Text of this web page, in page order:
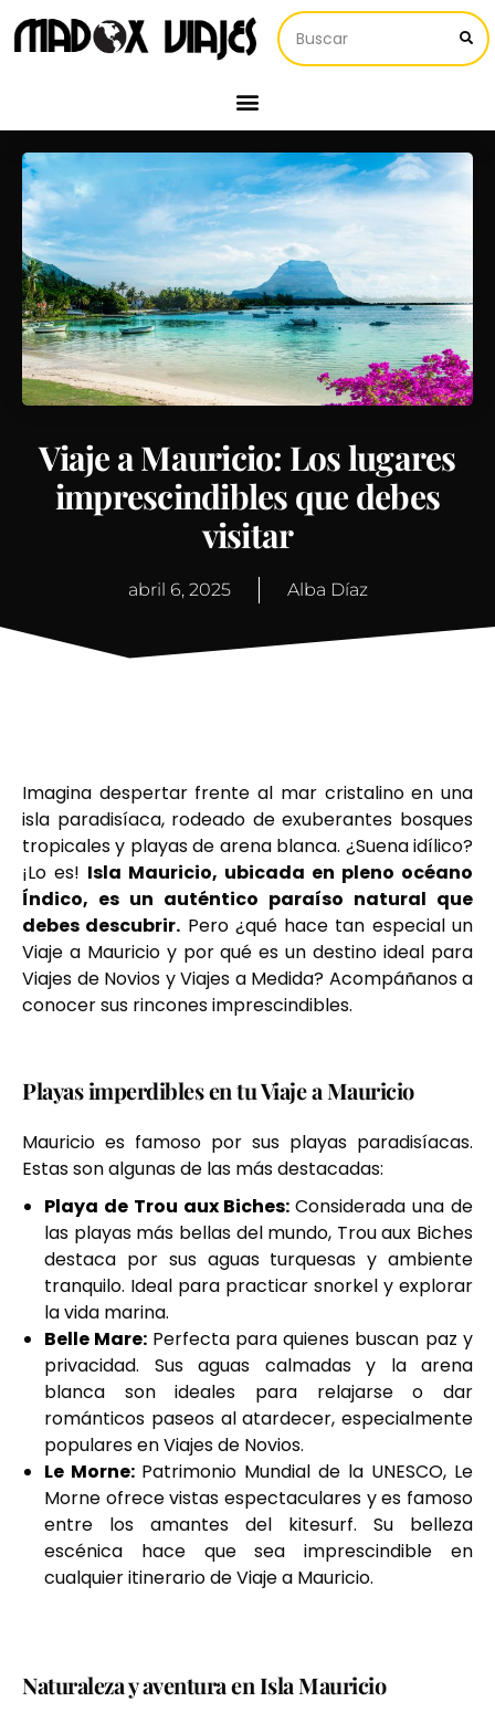
Viaje a Mauricio: Los lugares
imprescindibles que debes
visitar
abril 6, 2025 Alba Díaz
Imagina despertar frente al mar cristalino en una
isla paradisíaca, rodeado de exuberantes bosques
tropicales y playas de arena blanca. ¿Suena idílico?
¡Lo es! Isla Mauricio, ubicada en pleno océano
Índico, es un auténtico paraíso natural que
debes descubrir. Pero ¿qué hace tan especial un
Viaje a Mauricio y por qué es un destino ideal para
Viajes de Novios y Viajes a Medida? Acompáñanos a
conocer sus rincones imprescindibles.
Playas imperdibles en tu Viaje a Mauricio
Mauricio es famoso por sus playas paradisíacas.
Estas son algunas de las más destacadas:
Playa de Trou aux Biches:Considerada una de
las playas más bellas del mundo, Trou aux Biches
destaca por sus aguas turquesas y ambiente
tranquilo. Ideal para practicar snorkel y explorar
la vida marina.
Belle Mare: Perfecta para quienes buscan paz y
privacidad. Sus aguas calmadas y la arena
blanca son ideales para relajarse o dar
románticos paseos al atardecer, especialmente
populares en Viajes de Novios.
Le Morne: Patrimonio Mundial de la UNESCO, Le
Morne ofrece vistas espectaculares y es famoso
entre los amantes del kitesurf. Su belleza
escénica hace que sea imprescindible en
cualquier itinerario de Viaje a Mauricio.
Naturaleza y aventura en Isla Mauricio